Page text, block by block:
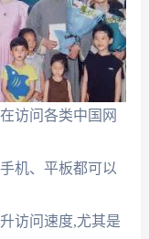
访问各类中国网
机、平板都可以
访问速度,尤其是